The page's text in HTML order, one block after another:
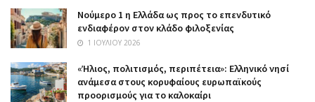
Nούμερο 1 η Ελλάδα ως προς το επενδυτικό
ενδιαφέρον στον κλάδο φιλοξενίας
1 ΙΟΥΛΊΟΥ 2026
«Ήλιος, πολιτισμός, περιπέτεια»: Ελληνικό νησί
ανάμεσα στους κορυφαίους ευρωπαϊκούς
προορισμούς για το καλοκαίρι